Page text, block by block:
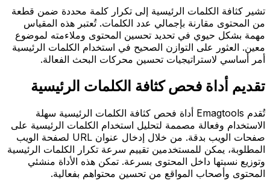
تشير كثافة الكلمات الرئيسية إلى تكرار كلمة محددة ضمن قطعة
من المحتوى مقارنة بإجمالي عدد الكلمات. تُعتبر هذه المقياس
مهمة بشكل حيوي في تحديد تحسين المحتوى وملاءمته لموضوع
معين. العثور على التوازن الصحيح في استخدام الكلمات الرئيسية
أمر أساسي لاستراتيجيات تحسين محركات البحث الفعالة.
تقديم أداة فحص كثافة الكلمات الرئيسية
تُقدم Emagtools أداة فحص كثافة الكلمات الرئيسية سهلة
الاستخدام وفعالة مصممة لتحليل استخدام الكلمات الرئيسية على
صفحات الويب بدقة. من خلال إدخال عنوان URL لصفحة الويب
المطلوبة، يمكن للمستخدمين تقييم سرعة تكرار الكلمات الرئيسية
وتوزيع نسبتها داخل المحتوى بسرعة. تمكن هذه الأداة منشئي
المحتوى وأصحاب المواقع من تحسين محتواهم بفعالية.